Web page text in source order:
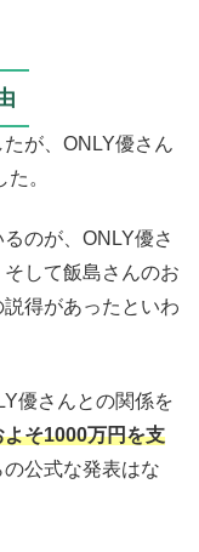
が、ONLY優さん
。
のが、ONLY優さ
そして飯島さんのお
得があったといわ
優さんとの関係を
そ1000万円を支
公式な発表はな